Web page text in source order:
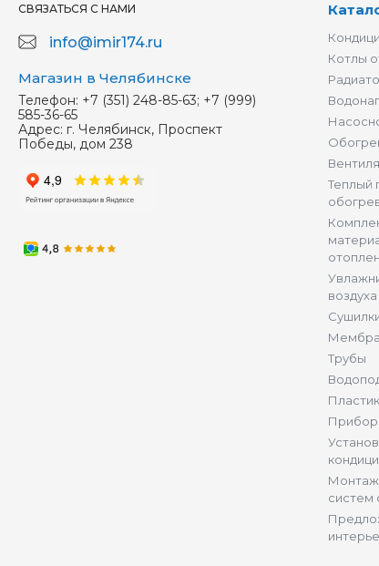
СВЯЗАТЬСЯ С НАМИ
info@imir174.ru
Магазин в Челябинске
Телефон: +7 (351) 248-85-63; +7 (999)
585-36-65
Адрес: г. Челябинск, Проспект
Победы, дом 238
Котлы
Теплый
воздуха
Трубы
Монтаж
систем